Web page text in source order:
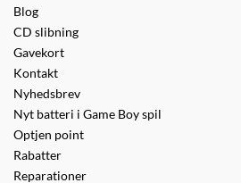
Blog
CD slibning
Gavekort
Kontakt
Nyhedsbrev
Nyt batteri i Game Boy spil
Optjen point
Rabatter
Reparationer